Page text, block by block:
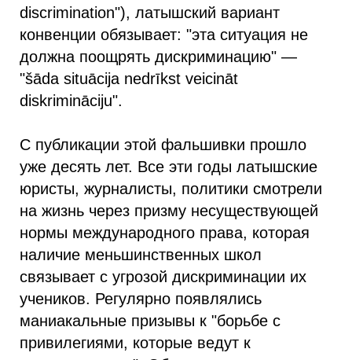
discrimination"), латышский вариант
конвенции обязывает: "эта ситуация не
должна поощрять дискриминацию" —
"šāda situācija nedrīkst veicināt
diskrimināciju".
С публикации этой фальшивки прошло
уже десять лет. Все эти годы латышские
юристы, журналисты, политики смотрели
на жизнь через призму несуществующей
нормы международного права, которая
наличие меньшинственных школ
связывает с угрозой дискриминации их
учеников. Регулярно появлялись
маниакальные призывы к "борьбе с
привилегиями, которые ведут к